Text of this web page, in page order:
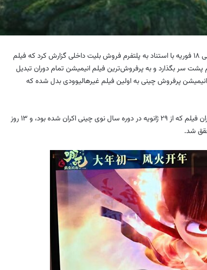
به گزارش خبرگزاری مهر به نقل از استریتز تایمز، رسانه دولتی چینی ۱۸ فوریه با استناد به پلتفرم فروش بلیت داخلی گزارش کرد که فیلم
موفق شده تا «درون بیرون ۲» دیزنی را هم پشت سر بگذارد و به پرفروش‌ترین فیلم انیمیشن تمام دوران تبدیل
پرفروش چینی به اولین فیلم غیرهالیوودی بدل شده که
این نقطه عطف که ۳ مارس به دست آمد، تنها ۳۳ روز پس از اکران فیلم که از ۲۹ ژانویه در دوره سال نوی چینی اکران شده بود، و ۱۳ روز